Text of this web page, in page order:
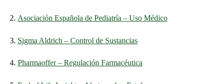
Asociación Española de Pediatría – Uso Médico
Sigma Aldrich – Control de Sustancias
Pharmaoffer – Regulación Farmacéutica